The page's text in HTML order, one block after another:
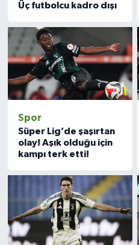
Üç futbolcu kadro dışı
Spor
Süper Lig’de şaşırtan
olay! Aşık olduğu için
kampı terk etti!